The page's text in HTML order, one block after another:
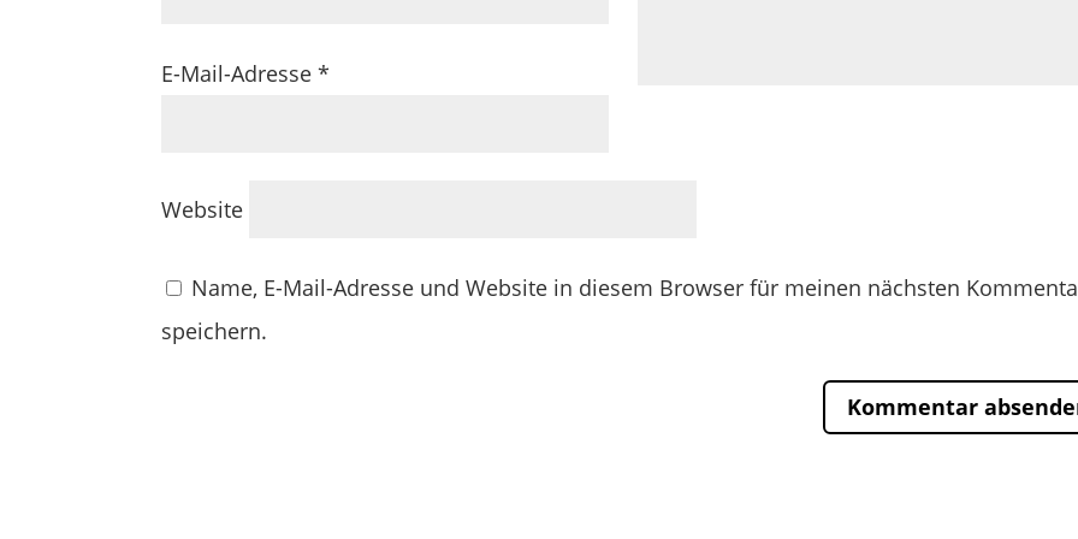
E-Mail-Adresse*
Website
Name, E-Mail-Adresse und Website in diesem Browser für meinen nächsten
speichern.